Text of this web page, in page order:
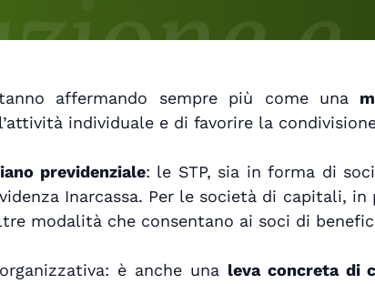
affermando sempre più come una
individuale e di favorire la
previdenziale: le STP, sia in forma di
Inarcassa. Per le società di capitali,
modalità che consentano ai soci di
è anche una leva concreta di